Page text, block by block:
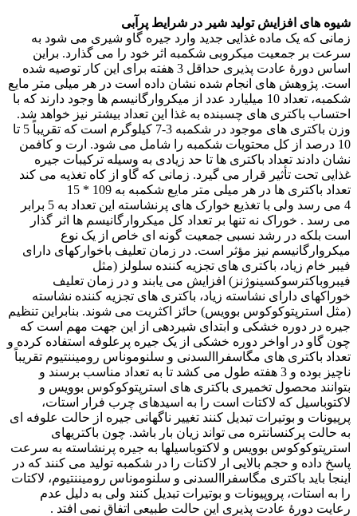
شیوه های افزایش تولید شیر در شرایط پرآبی
زمانی که یک ماده غذایی جدید وارد جیره گاو شیری می شود به
سرعت بر جمعیت میکروبی شکمبه اثر خود را می گذارد. براین
اساس دورۀ عادت پذیری حداقل 3 هفته برای این کار توصیه شده
است. پژوهش های انجام شده نشان داده است در هر میلی متر مایع
شکمبه، تعداد 10 میلیارد عدد از میکروارگانیسم ها وجود دارند که با
احتساب باکتری های چسبنده به غذا این تعداد بیشتر نیز خواهد شد.
وزن باکتری های موجود در شکمبه 3-7 کیلوگرم است که تقریباً 5 تا
10 درصد از کل محتویات شکمبه را شامل می شود. ارت و کافمن
نشان دادند تعداد باکتری ها تا حد زیادی به وسیله ترکیبات جیره
غذایی تحت تأثیر قرار می گیرد. زمانی که گاو از کاه تغذیه می کند
تعداد باکتری ها در هر میلی متر مایع شکمبه به 109 * 15
4 می رسد ولی با تغذیع خوارک های پرنشاسته این تعداد به 5 برابر
می رسد . خوراک نه تنها بر تعداد کل میکروارگانیسم ها اثر گذار
است بلکه در رشد نسبی جمعیت گونه ای خاص از یک نوع
میکروارگانیسم نیز مؤثر است. در زمان تعلیف باخوارکهای دارای
فیبر خام زیاد، باکتری های تجزیه کننده سلولز (مثل
فیبروباکترسوکسینوژنز) افزایش می یابند و در زمان تعلیف
خوراکهای دارای نشاسته زیاد، باکتری های تجزیه کننده نشاسته
(مثل استرپتوکوکوس بوویس) حائز اکثریت می شوند. بنابراین تنظیم
جیره در دوره خشکی و ابتدای شیردهی از این جهت مهم است که
چون گاو در اواخر دوره خشکی از یک جیره پرعلوفه استفاده کرده و
تعداد باکتری های مگاسفراالسدنی و سلنوموناس رومیننتیوم تقریباً
ناچیز بوده و 3 هفته طول می کشد تا به تعداد مناسب برسند و
بتوانند محصول تخمیری باکتری های استرپتوکوکوس بوویس و
لاکتوباسیل که لاکتات است را به اسیدهای چرب فرار استات،
پرپیونات و بوتیرات تبدیل کنند تغییر ناگهانی جیره از حالت علوفه ای
به حالت پرکنسانتره می تواند زیان بار باشد. چون باکتریهای
استرپتوکوکوس بوویس و لاکتوباسیلها به جیره پرنشاسته به سرعت
پاسخ داده و حجم بالایی ار لاکتات را در شکمبه تولید می کنند که در
اینجا باید باکتری مگاسفراالسدنی و سلنوموناس رومیننتیوم، لاکتات
را به استات، پروپیونات و بوتیرات تبدیل کنند ولی به دلیل عدم
رعایت دورۀ عادت پذیری این حالت طبیعی اتفاق نمی افتد .